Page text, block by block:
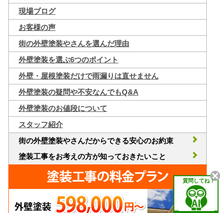
現場ブログ
お客様の声
街の外壁塗装やさんを選んだ理由
外壁塗装を選ぶ6つのポイント
外壁・屋根塗装だけで雨漏りは直せません
外壁塗装の疑問や不安なんでもQ&A
外壁塗装のお値段について
スタッフ紹介
街の外壁塗装やさんだからできる安心のお約束
塗装工事をお考えの方が知っておきたいこと
質問してね！